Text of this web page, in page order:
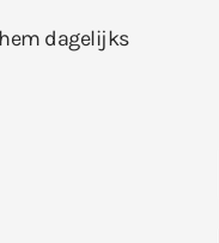
dagelijks